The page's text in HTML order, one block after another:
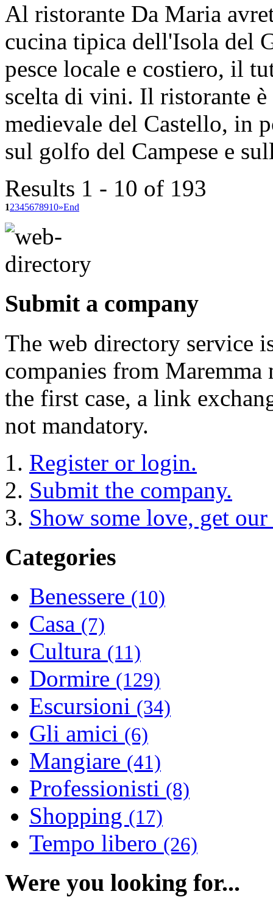
Al ristorante Da Maria
cucina tipica dell'Isola del
pesce locale e costiero, il
scelta di vini. Il ristorante
medievale del Castello, in
sul golfo del Campese e
Results 1 - 10 of 193
12345678910»End
Submit a company
The web directory service
companies from
the first case, a link
not mandatory.
Register or login.
Submit the company.
Show some love, get
Categories
Benessere (10)
Casa (7)
Cultura (11)
Dormire (129)
Escursioni (34)
Gli amici (6)
Mangiare (41)
Professionisti (8)
Shopping (17)
Tempo libero (26)
Were you looking for...